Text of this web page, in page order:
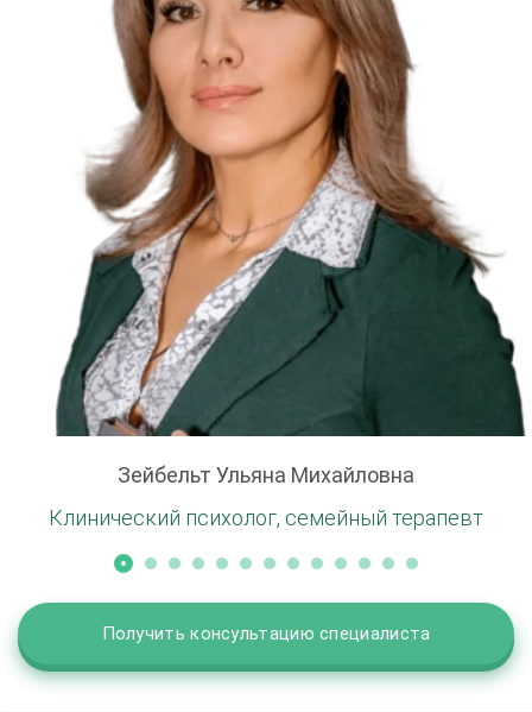
Зейбельт Ульяна Михайловна
Клинический психолог, семейный терапевт
Получить консультацию специалиста